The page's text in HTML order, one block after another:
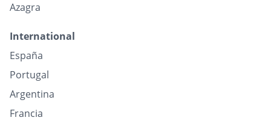
Azagra
International
España
Portugal
Argentina
Francia